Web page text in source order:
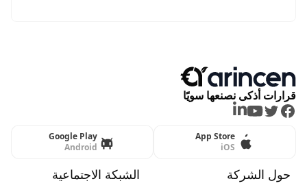
قرارات أذكى نصنعها سويًا
Facebook
Twitter
Youtube
LinkedIn
App Store
iOS
Google Play
Android
حول الشركة الشبكة الاجتماعية